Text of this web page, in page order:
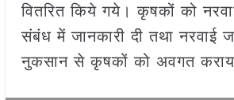
वितरित किये गये। कृषकों को
संबंध में जानकारी दी तथा नरवाई
नुकसान से कृषकों को अवगत